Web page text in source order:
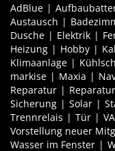
AdBlue
Austausch
Dusche
Elektrik
Heizung
Hobby
Klimaanlage
markise
Maxia
Reparatur
Sicherung
Solar
Trennrelais
Tür
Vorstellung neuer
Wasser im Fenster